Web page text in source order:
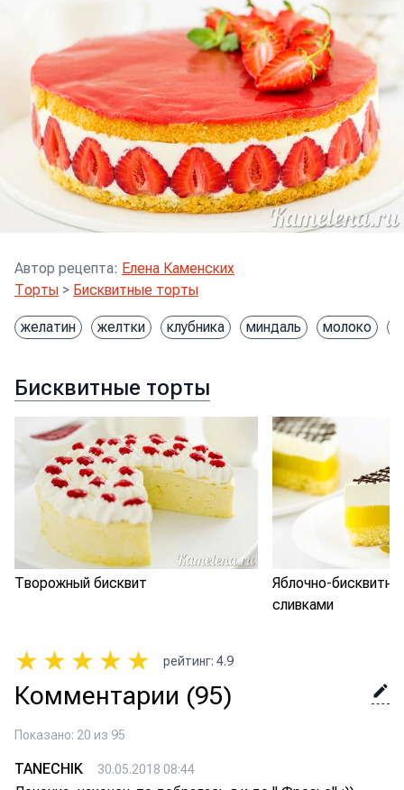
Автор рецепта: Елена Каменских
Торты > Бисквитные торты
желатин желтки клубника миндаль молоко
Бисквитные торты
Творожный бисквит
Яблочно-
сливками
★ ★ ★ ★ ★ рейтинг: 4.9
Комментарии (95)
Показано: 20 из 95
TANECHIK 30.05.2018 08:44